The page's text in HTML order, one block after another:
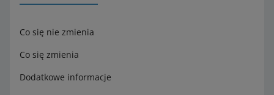
Co się nie zmienia
Co się zmienia
Dodatkowe informacje